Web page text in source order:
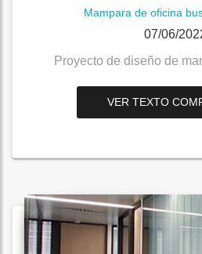
Mampara de oficina
07/06/
Proyecto de diseño de
VER TEXTO